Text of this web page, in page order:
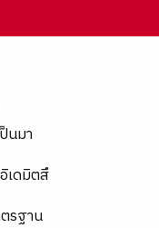
นมา
เดมิตสึ
รฐาน